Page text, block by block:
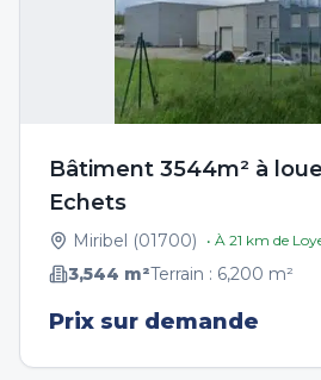
Bâtiment 3544m² à
Echets
Miribel (01700) • À 21 km de
3,544 m²Terrain : 6,200 m²
Prix sur demande